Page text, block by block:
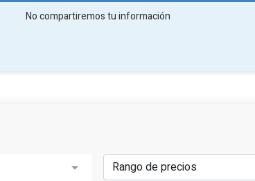
No compartiremos tu información